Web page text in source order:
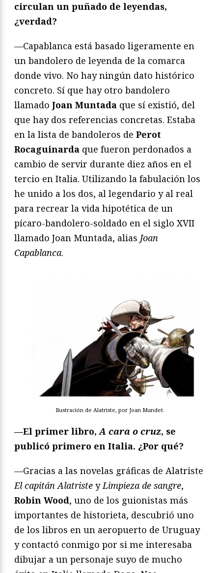
circulan un puñado de leyendas,
¿verdad?
—Capablanca está basado ligeramente en
un bandolero de leyenda de la comarca
donde vivo. No hay ningún dato histórico
concreto. Sí que hay otro bandolero
llamado Joan Muntada que sí existió, del
que hay dos referencias concretas. Estaba
en la lista de bandoleros de Perot
Rocaguinarda que fueron perdonados a
cambio de servir durante diez años en el
tercio en Italia. Utilizando la fabulación los
he unido a los dos, al legendario y al real
para recrear la vida hipotética de un
pícaro-bandolero-soldado en el siglo XVII
llamado Joan Muntada, alias Joan
Capablanca.
Ilustración de Alatriste, por Joan Mundet.
—El primer libro,A cara o cruz, se
publicó primero en Italia. ¿Por qué?
—Gracias a las novelas gráficas de Alatriste
El capitán Alatriste yLimpieza de sangre,
Robin Wood, uno de los guionistas más
importantes de historieta, descubrió uno
de los libros en un aeropuerto de Uruguay
y contactó conmigo por si me interesaba
dibujar a un personaje suyo de mucho